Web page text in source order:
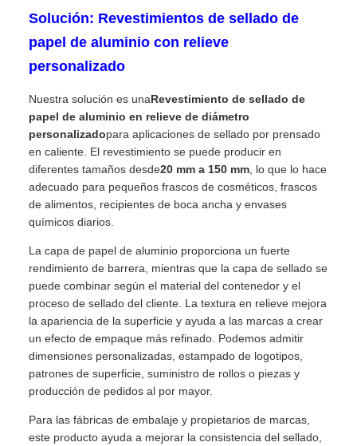
Solución: Revestimientos de sellado de
papel de aluminio con relieve
personalizado
Nuestra solución es unaRevestimiento de sellado de
papel de aluminio en relieve de diámetro
personalizadopara aplicaciones de sellado por prensado
en caliente. El revestimiento se puede producir en
diferentes tamaños desde20 mm a 150 mm, lo que lo hace
adecuado para pequeños frascos de cosméticos, frascos
de alimentos, recipientes de boca ancha y envases
químicos diarios.
La capa de papel de aluminio proporciona un fuerte
rendimiento de barrera, mientras que la capa de sellado se
puede combinar según el material del contenedor y el
proceso de sellado del cliente. La textura en relieve mejora
la apariencia de la superficie y ayuda a las marcas a crear
un efecto de empaque más refinado. Podemos admitir
dimensiones personalizadas, estampado de logotipos,
patrones de superficie, suministro de rollos o piezas y
producción de pedidos al por mayor.
Para las fábricas de embalaje y propietarios de marcas,
este producto ayuda a mejorar la consistencia del sellado,